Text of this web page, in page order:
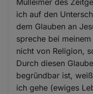
ich auf den
dem Glauben an
spreche bei
nicht von Religion,
Durch diesen
begründbar ist,
ich gehe (ewiges